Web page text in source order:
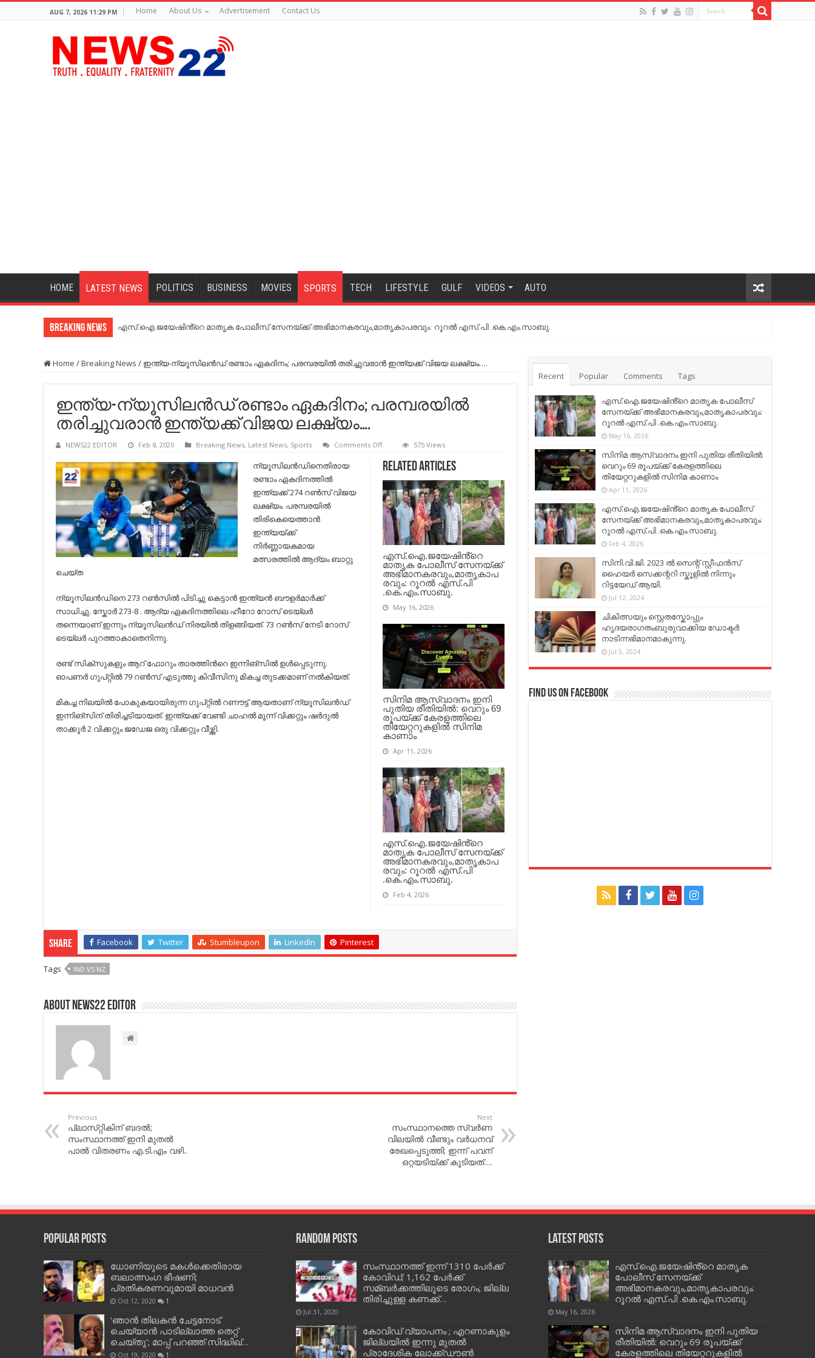
AUG 7, 2026 11:29 PM Home About Us Advertisement Contact Us
HOME LATEST NEWS POLITICS BUSINESS MOVIES SPORTS TECH LIFESTYLE GULF VIDEOS AUTO
Breaking News എസ്.ഐ.ജയേഷിൻ്റെ മാതൃക പോലീസ് സേനയ്ക്ക് അഭിമാനകരവും,മാതൃകാപരവും: റൂറൽ എസ്.പി .കെ.എം.സാബു.
Home /Breaking News / ഇന്ത്യ-ന്യൂസിലന്‍ഡ്‌ രണ്ടാം ഏകദിനം; പരമ്പരയില്‍ തരിച്ചുവരാന്‍ ഇന്ത്യക്ക് വിജയ ലക്ഷ്യം….
ഇന്ത്യ-ന്യൂസിലന്‍ഡ്‌ രണ്ടാം ഏകദിനം; പരമ്പരയില്‍
തരിച്ചുവരാന്‍ ഇന്ത്യക്ക് വിജയ ലക്ഷ്യം….
NEWS22 EDITOR Feb 8, 2020 Breaking News, Latest News, Sports Comments Offon
ന്യൂസിലന്‍ഡ്‌
രണ്ടാം
ഏകദിനം;
പരമ്പരയില്‍
തരിച്ചുവരാന്‍
ഇന്ത്യക്ക്
വിജയ
ലക്ഷ്യം….
575 Views
Related Articles
എസ്.ഐ.ജയേഷിൻ്റെ
മാതൃക പോലീസ് സേനയ്ക്ക്
അഭിമാനകരവും,മാതൃകാപ
രവും: റൂറൽ എസ്.പി
.കെ.എം.സാബു.
May 16, 2026
സിനിമ ആസ്വാദനം ഇനി
പുതിയ രീതിയിൽ: വെറും 69
രൂപയ്ക്ക് കേരളത്തിലെ
തിയേറ്ററുകളിൽ സിനിമ
കാണാം
Apr 11, 2026
എസ്.ഐ.ജയേഷിൻ്റെ
മാതൃക പോലീസ് സേനയ്ക്ക്
അഭിമാനകരവും,മാതൃകാപ
രവും: റൂറൽ എസ്.പി
.കെ.എം.സാബു.
Feb 4, 2026
ന്യൂസിലന്‍ഡിനെതിരായ
രണ്ടാം ഏകദിനത്തില്‍
ഇന്ത്യക്ക് 274 റണ്‍സ് വിജയ
ലക്ഷ്യം. പരമ്പരയില്‍
തിരികെയെത്താന്‍
ഇന്ത്യയ്ക്ക്
നിര്‍ണ്ണായകമായ
മത്സരത്തില്‍ ആദ്യം ബാറ്റു
ചെയ്ത
ന്യൂസിലന്‍ഡിനെ 273 റണ്‍സില്‍ പിടിച്ചു കെട്ടാന്‍ ഇന്ത്യന്‍ ബൗളര്‍മാര്‍ക്ക്
സാധിച്ചു. സ്കോര്‍ 273-8 . ആദ്യ ഏകദിനത്തിലെ ഹീറോ റോസ് ടെയ്ലര്‍
തന്നെയാണ്‌ ഇന്നും ന്യൂസിലന്‍ഡ് നിരയില്‍ തിളങ്ങിയത്‌. 73 റണ്‍സ് നേടി റോസ്
ടെയ്ലര്‍ പുറത്താകാതെനിന്നു.
രണ്ട് സിക്സുകളും ആറ് ഫോറും താരത്തിന്‍റെ ഇന്നിങ്സില്‍ ഉള്‍പ്പെടുന്നു.
ഓപണര്‍ ഗുപ്റ്റില്‍ 79 റണ്‍സ് എടുത്തു കിവീസിനു മികച്ച തുടക്കമാണ് നല്‍കിയത്.
മികച്ച നിലയില്‍ പോകുകയായിരുന്ന ഗുപ്റ്റില്‍ റണൗട്ട് ആയതാണ് ന്യൂസിലന്‍ഡ്
ഇന്നിങ്സിന് തിരിച്ചടിയായത്. ഇന്ത്യക്ക് വേണ്ടി ചാഹല്‍ മൂന്ന് വിക്കറ്റും ഷര്‍ദുല്‍
താക്കൂര്‍ 2 വിക്കറ്റും ജഡേജ ഒരു വിക്കറ്റും വീഴ്ത്തി.
Share Facebook Twitter Stumbleupon LinkedIn Pinterest
Tags IND VS NZ
About NEWS22 EDITOR
Previous
പ്ലാസ്‌റ്റികിന്‌ ബദല്‍;
സംസ്ഥാനത്ത് ഇനി മുതല്‍
പാല്‍ വിതരണം എ.ടി.എം വഴി..
Next
സംസ്ഥാനത്തെ സ്വര്‍ണ
വിലയില്‍ വീണ്ടും വര്‍ധനവ്
രേഖപ്പെടുത്തി; ഇന്ന് പവന്
ഒറ്റയടിയ്ക്ക് കൂടിയത്….
Recent Popular Comments Tags
എസ്.ഐ.ജയേഷിൻ്റെ മാതൃക പോലീസ്
സേനയ്ക്ക് അഭിമാനകരവും,മാതൃകാപരവും:
റൂറൽ എസ്.പി .കെ.എം.സാബു.
May 16, 2026
സിനിമ ആസ്വാദനം ഇനി പുതിയ രീതിയിൽ:
വെറും 69 രൂപയ്ക്ക് കേരളത്തിലെ
തിയേറ്ററുകളിൽ സിനിമ കാണാം
Apr 11, 2026
എസ്.ഐ.ജയേഷിൻ്റെ മാതൃക പോലീസ്
സേനയ്ക്ക് അഭിമാനകരവും,മാതൃകാപരവും:
റൂറൽ എസ്.പി .കെ.എം.സാബു.
Feb 4, 2026
സിനി.വി.ജി. 2023 ൽ സെന്റ് സ്റ്റീഫൻസ്
ഹൈയർ സെക്കന്ററി സ്കൂളിൽ നിന്നും
റിട്ടയേഡ് ആയി.
Jul 12, 2024
ചികിത്സയും സ്റ്റെതസ്കോപ്പും
ഹൃദയരാഗതംബുരുവാക്കിയ ഡോക്ടർ
നാടിന്നഭിമാനമാകുന്നു.
Jul 5, 2024
Find us on Facebook
Popular Posts
ധോണിയുടെ മകള്‍ക്കെതിരായ
ബലാത്സംഗ ഭീഷണി;
പ്രതികരണവുമായി മാധവന്‍
Oct 12, 2020 1
‘ഞാന്‍ തിലകന്‍ ചേട്ടനോട്
ചെയ്യാന്‍ പാടില്ലാത്ത തെറ്റ്
ചെയ്തു’; മാപ്പ് പറഞ്ഞ് സിദ്ധിഖ്…
Oct 19, 2020 1
Random Posts
സംസ്ഥാനത്ത് ഇന്ന് 1310 പേർക്ക്
കോവിഡ്; 1,162 പേർക്ക്
സമ്ബർക്കത്തിലൂടെ രോഗം; ജില്ല
തിരിച്ചുള്ള കണക്ക്…
Jul 31, 2020
കോവിഡ് വ്യാപനം ; എറണാകുളം
ജില്ലയിൽ ഇന്നു മുതല്‍
പ്രാദേശിക ലോക്ക്ഡൗണ്‍
Latest Posts
എസ്.ഐ.ജയേഷിൻ്റെ മാതൃക
പോലീസ് സേനയ്ക്ക്
അഭിമാനകരവും,മാതൃകാപരവും:
റൂറൽ എസ്.പി .കെ.എം.സാബു.
May 16, 2026
സിനിമ ആസ്വാദനം ഇനി പുതിയ
രീതിയിൽ: വെറും 69 രൂപയ്ക്ക്
കേരളത്തിലെ തിയേറ്ററുകളിൽ